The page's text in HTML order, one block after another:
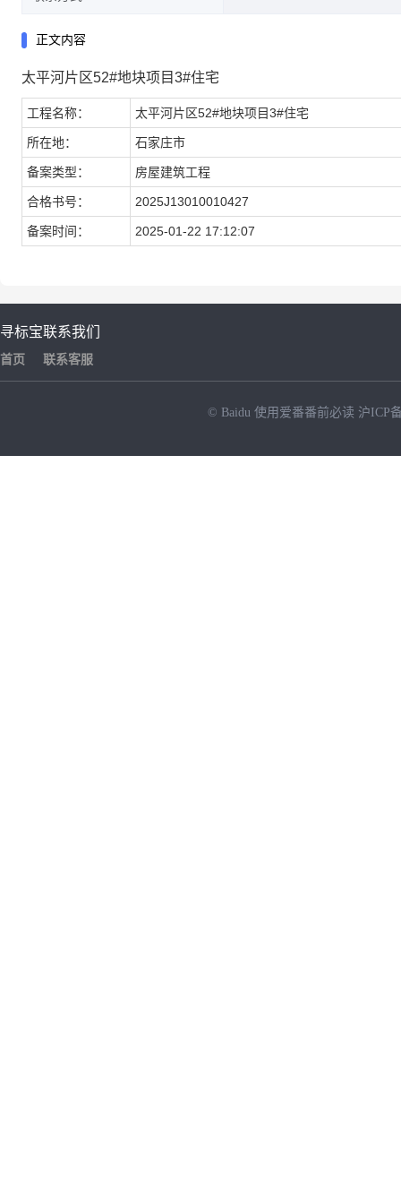
正文内容
太平河片区52#地块项目3#住宅
工程名称： 太平河片区52#地块项目3#住宅
所在地： 石家庄市
备案类型： 房屋建筑工程
合格书号： 2025J13010010427
备案时间： 2025-01-22 17:12:07
寻标宝
首页
联系我们
联系客服
© Baidu 使用爱番番前必读 沪ICP